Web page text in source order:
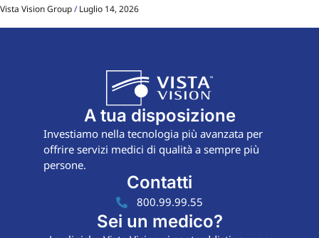
Vista Vision Group Luglio 14, 2026
A tua disposizione
Investiamo nella tecnologia più avanzata per
offrire servizi medici di qualità a sempre più
persone.
Contatti
800.99.99.55
Sei un medico?